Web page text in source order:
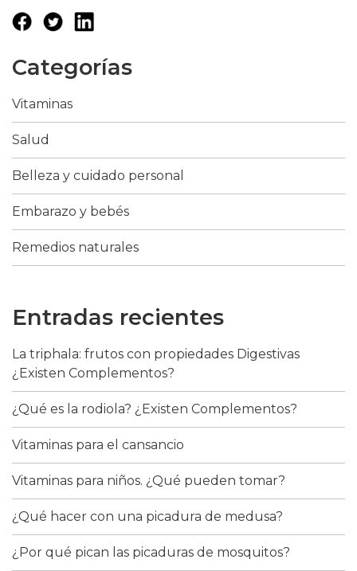
Categorías
Vitaminas
Salud
Belleza y cuidado personal
Embarazo y bebés
Remedios naturales
Entradas recientes
La triphala: frutos con propiedades Digestivas
¿Existen Complementos?
¿Qué es la rodiola? ¿Existen Complementos?
Vitaminas para el cansancio
Vitaminas para niños. ¿Qué pueden tomar?
¿Qué hacer con una picadura de medusa?
¿Por qué pican las picaduras de mosquitos?